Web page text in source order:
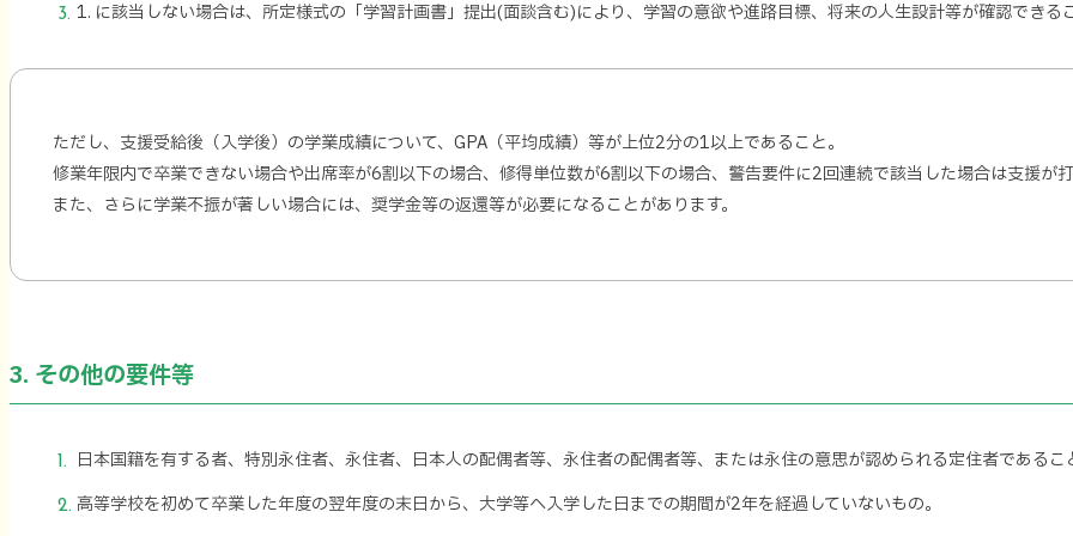
1. に該当しない場合は、所定様式の「学習計画書」提出(面談含む)により、学習の意欲や進路目標、将来の人生設計等が確認できる
ただし、支援受給後（入学後）の学業成績について、GPA（平均成績）等が上位2分の1以上であること。
修業年限内で卒業できない場合や出席率が6割以下の場合、修得単位数が6割以下の場合、警告要件に2回連続で該当した場合は支援が打
また、さらに学業不振が著しい場合には、奨学金等の返還等が必要になることがあります。
3. その他の要件等
日本国籍を有する者、特別永住者、永住者、日本人の配偶者等、永住者の配偶者等、または永住の意思が認められる定住者であるこ
高等学校を初めて卒業した年度の翌年度の末日から、大学等へ入学した日までの期間が2年を経過していないもの。